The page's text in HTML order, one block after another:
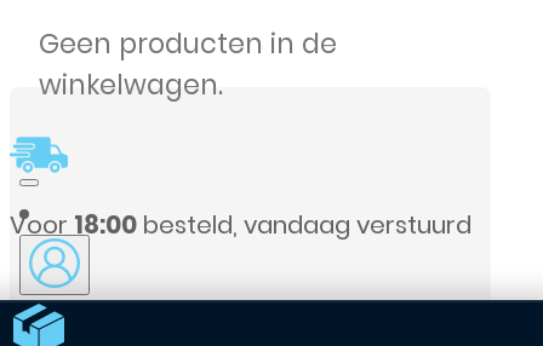
Geen producten in de
winkelwagen.
verstuurd